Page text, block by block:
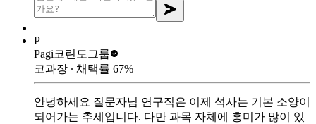
P
Pagi코린도그룹
코과장 ∙ 채택률 67%
안녕하세요 질문자님 연구직은 이제 석사는 기본 소양이
되어가는 추세입니다. 다만 과목 자체에 흥미가 많이 있